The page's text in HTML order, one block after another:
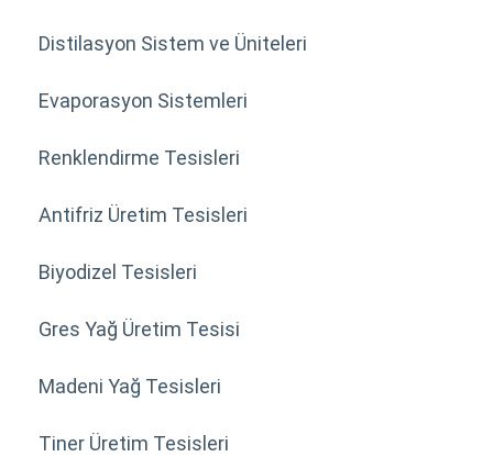
Distilasyon Sistem ve Üniteleri
Evaporasyon Sistemleri
Renklendirme Tesisleri
Antifriz Üretim Tesisleri
Biyodizel Tesisleri
Gres Yağ Üretim Tesisi
Madeni Yağ Tesisleri
Tiner Üretim Tesisleri